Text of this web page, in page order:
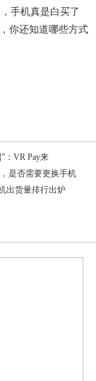
你还知道哪些方式
：VR Pay来
是否需要更换手机
出货量排行出炉